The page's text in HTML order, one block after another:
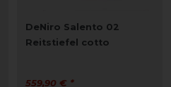
DeNiro Salento 02
Reitstiefel cotto
559,90 € *